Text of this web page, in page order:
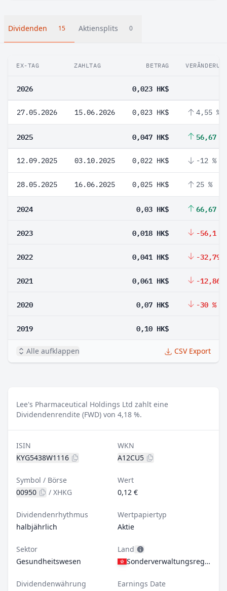
Dividenden 15 Aktiensplits 0
EX-TAG ZAHLTAG BETRAG
2026 0,023 HK$
27.05.2026 15.06.2026 0,023 HK$ 4,55 %
2025 0,047 HK$ 56,67 %
12.09.2025 03.10.2025 0,022 HK$ -12 %
28.05.2025 16.06.2025 0,025 HK$ 25 %
2024 0,03 HK$ 66,67 %
2023 0,018 HK$ -56,1 %
2022 0,041 HK$ -32,79
2021 0,061 HK$ -12,86
2020 0,07 HK$ -30 %
2019 0,10 HK$
Alle aufklappen CSV Export
Lee's Pharmaceutical Holdings Ltd zahlt eine
Dividendenrendite (FWD) von 4,18 %.
ISIN
KYG5438W1116
WKN
A12CU5
Symbol / Börse
00950
/ XHKG
Wert
0,12 €
Dividendenrhythmus
halbjährlich
Wertpapiertyp
Aktie
Sektor
Gesundheitswesen
Land
Sonderverwaltungsregion Hongkong
Dividendenwährung Earnings Date